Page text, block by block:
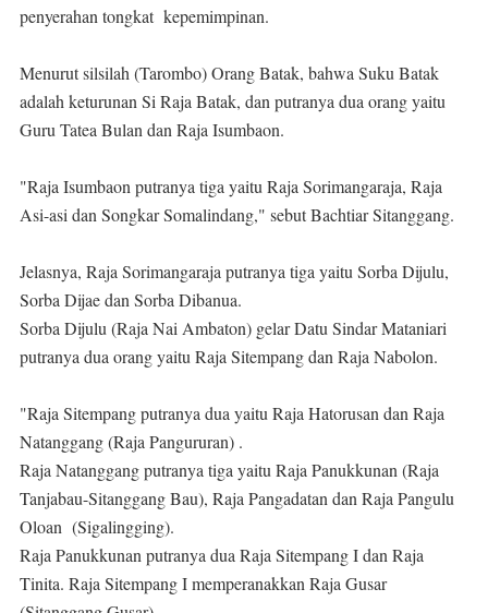
penyerahan tongkat kepemimpinan.
Menurut silsilah (Tarombo) Orang Batak, bahwa Suku Batak
adalah keturunan Si Raja Batak, dan putranya dua orang yaitu
Guru Tatea Bulan dan Raja Isumbaon.
"Raja Isumbaon putranya tiga yaitu Raja Sorimangaraja, Raja
Asi-asi dan Songkar Somalindang," sebut Bachtiar Sitanggang.
Jelasnya, Raja Sorimangaraja putranya tiga yaitu Sorba Dijulu,
Sorba Dijae dan Sorba Dibanua.
Sorba Dijulu (Raja Nai Ambaton) gelar Datu Sindar Mataniari
putranya dua orang yaitu Raja Sitempang dan Raja Nabolon.
"Raja Sitempang putranya dua yaitu Raja Hatorusan dan Raja
Natanggang (Raja Pangururan) .
Raja Natanggang putranya tiga yaitu Raja Panukkunan (Raja
Tanjabau-Sitanggang Bau), Raja Pangadatan dan Raja Pangulu
Oloan (Sigalingging).
Raja Panukkunan putranya dua Raja Sitempang I dan Raja
Tinita. Raja Sitempang I memperanakkan Raja Gusar